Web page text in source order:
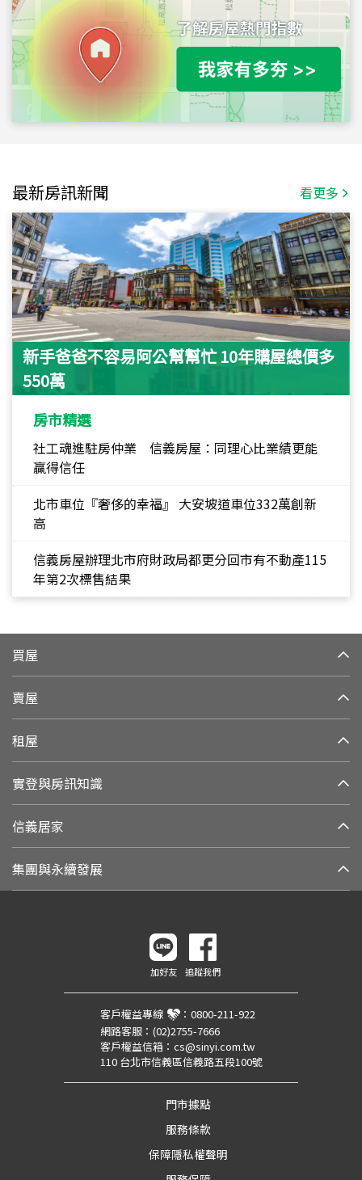
最新房訊新聞 看更多
新手爸爸不容易阿公幫幫忙 10年購屋總價多
550萬
房市精選
社工魂進駐房仲業 信義房屋：同理心比業績更能
贏得信任
北市車位『奢侈的幸福』 大安坡道車位332萬創新
高
信義房屋辦理北市府財政局都更分回市有不動產115
年第2次標售結果
買屋
賣屋
租屋
實登與房訊知識
信義居家
集團與永續發展
加好友 追蹤我們
客戶權益專線 ： 0800-211-922
網路客服： (02)2755-7666
客戶權益信箱： cs@sinyi.com.tw
110 台北市信義區信義路五段100號
門市據點
服務條款
保障隱私權聲明